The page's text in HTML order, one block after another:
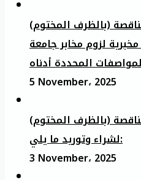
(بالظرف المختوم)
لزوم مخابر جامعة
5 November، 2025
(بالظرف المختوم)
لشراء وتوريد ما يلي:
3 November، 2025